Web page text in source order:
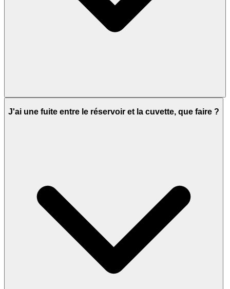
J'ai une fuite entre le réservoir et la cuvette, que faire ?